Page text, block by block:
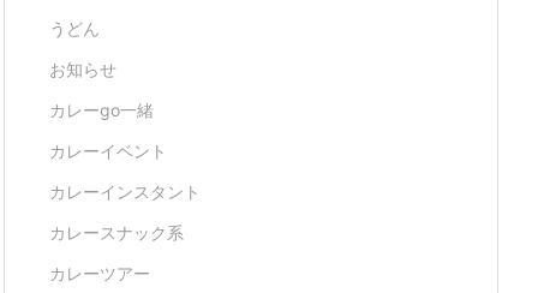
うどん
お知らせ
カレーgo一緒
カレーイベント
カレーインスタント
カレースナック系
カレーツアー